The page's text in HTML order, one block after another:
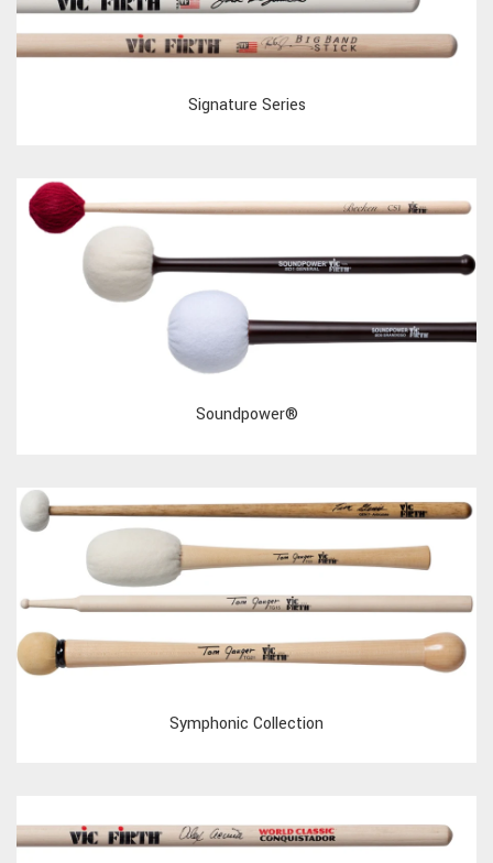
Signature Series
Soundpower®
Symphonic Collection